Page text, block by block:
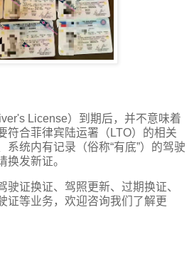
License）到期后，并不意味着
符合菲律宾陆运署（LTO）的相关
系统内有记录（俗称“有底”）的驾驶
换发新证。
驶证换证、驾照更新、过期换证、
证等业务，欢迎咨询我们了解更